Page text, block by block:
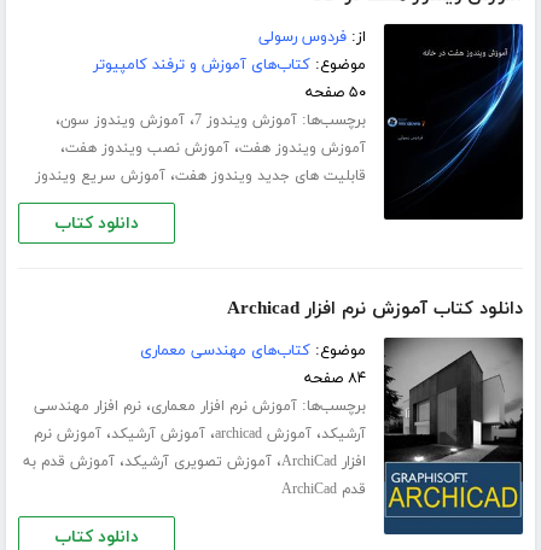
از:فردوس رسولی
موضوع:کتاب‌های آموزش و ترفند کامپیوتر
۵۰ صفحه
برچسب‌ها:آموزش ویندوز 7 ،آموزش ویندوز سون،
آموزش ویندوز هفت،آموزش نصب ویندوز هفت،
قابلیت های جدید ویندوز هفت،آموزش سریع ویندوز
دانلود کتاب
دانلود کتاب آموزش نرم افزار Archicad
موضوع:کتاب‌های مهندسی معماری
۸۴ صفحه
برچسب‌ها:آموزش نرم افزار معماری،نرم افزار مهندسی
آرشیکد،آموزش archicad ،آموزش آرشیکد،آموزش نرم
افزار ArchiCad
،آموزش تصویری آرشیکد،آموزش قدم به
قدم ArchiCad
دانلود کتاب